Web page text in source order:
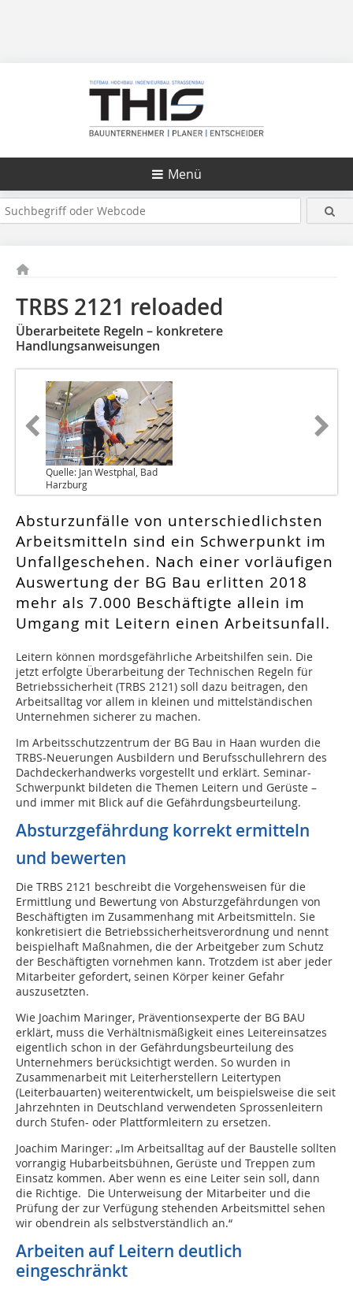
Menü
TRBS 2121 reloaded
Überarbeitete Regeln – konkretere
Handlungsanweisungen
Quelle: Jan Westphal, Bad
Harzburg
Absturzunfälle von unterschiedlichsten
Arbeitsmitteln sind ein Schwerpunkt im
Unfallgeschehen. Nach einer vorläufigen
Auswertung der BG Bau erlitten 2018
mehr als 7.000 Beschäftigte allein im
Umgang mit Leitern einen Arbeitsunfall.
Leitern können mordsgefährliche Arbeitshilfen sein. Die
jetzt erfolgte Überarbeitung der Technischen Regeln für
Betriebssicherheit (TRBS 2121) soll dazu beitragen, den
Arbeitsalltag vor allem in kleinen und mittelständischen
Unternehmen sicherer zu machen.
Im Arbeitsschutzzentrum der BG Bau in Haan wurden die
TRBS-Neuerungen Ausbildern und Berufsschullehrern des
Dachdeckerhandwerks vorgestellt und erklärt. Seminar-
Schwerpunkt bildeten die Themen Leitern und Gerüste –
und immer mit Blick auf die Gefährdungsbeurteilung.
Absturzgefährdung korrekt ermitteln
und bewerten
Die TRBS 2121 beschreibt die Vorgehensweisen für die
Ermittlung und Bewertung von Absturzgefährdungen von
Beschäftigten im Zusammenhang mit Arbeitsmitteln. Sie
konkretisiert die Betriebssicherheitsverordnung und nennt
beispielhaft Maßnahmen, die der Arbeitgeber zum Schutz
der Beschäftigten vornehmen kann. Trotzdem ist aber jeder
Mitarbeiter gefordert, seinen Körper keiner Gefahr
auszusetzten.
Wie Joachim Maringer, Präventionsexperte der BG BAU
erklärt, muss die Verhältnismäßigkeit eines Leitereinsatzes
eigentlich schon in der Gefährdungsbeurteilung des
Unternehmers berücksichtigt werden. So wurden in
Zusammenarbeit mit Leiterherstellern Leitertypen
(Leiterbauarten) weiterentwickelt, um beispielsweise die seit
Jahrzehnten in Deutschland verwendeten Sprossenleitern
durch Stufen- oder Plattformleitern zu ersetzen.
Joachim Maringer: „Im Arbeitsalltag auf der Baustelle sollten
vorrangig Hubarbeitsbühnen, Gerüste und Treppen zum
Einsatz kommen. Aber wenn es eine Leiter sein soll, dann
die Richtige. Die Unterweisung der Mitarbeiter und die
Prüfung der zur Verfügung stehenden Arbeitsmittel sehen
wir obendrein als selbstverständlich an.“
Arbeiten auf Leitern deutlich
eingeschränkt